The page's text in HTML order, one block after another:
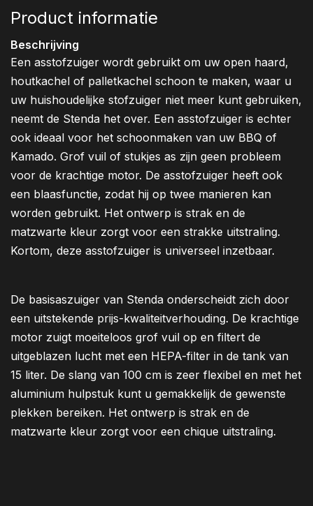
Product informatie
Beschrijving
Een asstofzuiger wordt gebruikt om uw open haard,
houtkachel of palletkachel schoon te maken, waar u
uw huishoudelijke stofzuiger niet meer kunt gebruiken,
neemt de Stenda het over. Een asstofzuiger is echter
ook ideaal voor het schoonmaken van uw BBQ of
Kamado. Grof vuil of stukjes as zijn geen probleem
voor de krachtige motor. De asstofzuiger heeft ook
een blaasfunctie, zodat hij op twee manieren kan
worden gebruikt. Het ontwerp is strak en de
matzwarte kleur zorgt voor een strakke uitstraling.
Kortom, deze asstofzuiger is universeel inzetbaar.
De basisaszuiger van Stenda onderscheidt zich door
een uitstekende prijs-kwaliteitverhouding. De krachtige
motor zuigt moeiteloos grof vuil op en filtert de
uitgeblazen lucht met een HEPA-filter in de tank van
15 liter. De slang van 100 cm is zeer flexibel en met het
aluminium hulpstuk kunt u gemakkelijk de gewenste
plekken bereiken. Het ontwerp is strak en de
matzwarte kleur zorgt voor een chique uitstraling.